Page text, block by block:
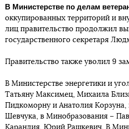
В Министерстве по делам
оккупированных территорий и
лиц правительство продолжил
государственного секретаря
Правительство также уволил 9
В Министерстве энергетики и
Татьяну Максимец, Михаила
Пидкоморну и Анатолия
Шевчука, в Минобразования –
Карандия, Юрий Рашкевич. В